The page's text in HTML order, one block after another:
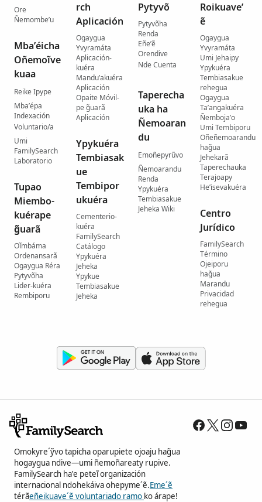
Ore
Ñemombe’u
Mba’éicha
Oñemoĩve
kuaa
Reike Ipype
Mba’épa
Indexación
Voluntario/a
Umi
FamilySearch
Laboratorio
Tupao
Miembo-
kuérape
g̃uarã
Oĩmbáma
Ordenansarã
Ogaygua Réra
Pytyvõha
Lider-kuéra
Rembiporu
rch
Aplicación
Ogaygua
Yvyramáta
Aplicación-
kuéra
Mandu’akuéra
Aplicación
Opaite Móvil-
pe g̃uarã
Aplicación
Ypykuéra
Tembiasak
ue
Tembipor
ukuéra
Cementerio-
kuéra
FamilySearch
Catálogo
Ypykuéra
Jeheka
Ypykue
Tembiasakue
Jeheka
Pytyvõ
Pytyvõha
Renda
Eñe’ẽ
Orendive
Nde Cuenta
Taperecha
uka ha
Ñemoaran
du
Emoñepyrũvo
Ñemoarandu
Renda
Ypykuéra
Tembiasakue
Jeheka Wiki
Roikuave’
ẽ
Ogaygua
Yvyramáta
Umi Jehaipy
Ypykuéra
Tembiasakue
rehegua
Ogaygua
Ta’angakuéra
Ñemboja’o
Umi Tembiporu
Oñeñemoarandu
hag̃ua
Jehekarã
Taperechauka
Terajoapy
He’isevakuéra
Centro
Jurídico
FamilySearch
Término
Ojeiporu
hag̃ua
Marandu
Privacidad
rehegua
Omokyre´ỹvo tapicha oparupiete ojoaju hag̃ua
hogaygua ndive—umi ñemoñareaty rupive.
FamilySearch ha’e peteĩ organización
internacional ndohekáiva ohepyme´ẽ.Eme´ẽ
térãeñeikuave´ẽ voluntariado ramo ko árape!